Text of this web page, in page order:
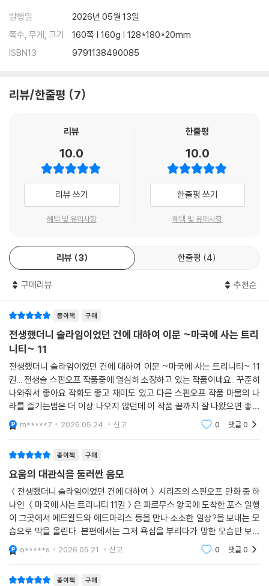
발행일
2026년 05월 13일
쪽수, 무게, 크기
160쪽 | 160g | 128*180*20mm
ISBN13
9791138490085
리뷰/한줄평 7
리뷰
10.0
리뷰 쓰기
혜택 및 유의사항
한줄평
10.0
한줄평 쓰기
혜택 및 유의사항
리뷰 3 한줄평 4
구매리뷰 추천순
종이책 구매
전생했더니 슬라임이었던 건에 대하여 이문 ~마국에 사는 트리
니티~ 11
전생했더니 슬라임이었던 건에 대하여 이문 ~마국에 사는 트리니티~ 11
권... 전생슬 스핀오프 작품중에 열심히 소장하고 있는 작품이네요.. 꾸준히
나와줘서 좋아요 작화도 좋고 재미도 있고 다른 스핀오프 작품 마물의 나
라를 즐기는법은 더 이상 나오지 않던데 이 작품 끝까지 잘 나왔으면 좋겠
네요m*****7 2026.05.24. 신고 0 댓글0
종이책 구매
요움의 대관식을 둘러싼 음모
＜전생했더니 슬라임이었던 건에 대하여＞ 시리즈의 스핀오프 만화 중 하
나인 ＜마국에 사는 트리니티 11권＞은 파르무스 왕국에 도착한 포스 일행
이 그곳에서 에드왈드와 에드마리스 등을 만나 소소한 일상?을 보내는 모
습으로 막을 올린다. 본편에서는 그저 욕심을 부리다가 망한 모습만 보여
주었다 보니 그들이 왕에서 퇴임한 이후 어떻게 비내고 있었는지 작은 호
기심을 갖고 있었는
o*****s 2026.05.21. 신고 0 댓글0
종이책 구매